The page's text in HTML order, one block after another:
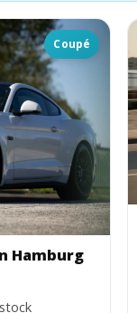
Coupé
Hamburg